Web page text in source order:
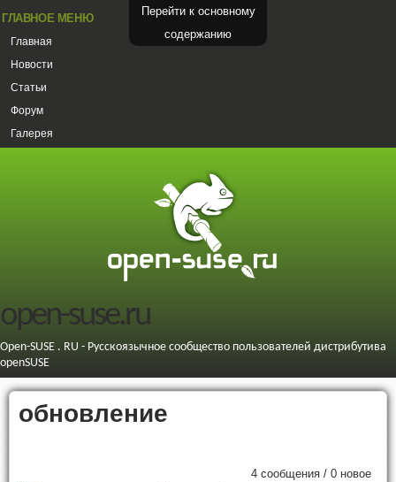
Перейти к основному
содержанию
ГЛАВНОЕ МЕНЮ
Главная
Новости
Статьи
Форум
Галерея
open-suse.ru
Open-SUSE . RU - Русскоязычное сообщество пользователей дистрибутива
openSUSE
обновление
4 сообщения / 0 новое